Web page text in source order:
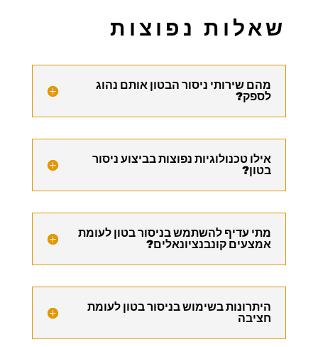
שאלות נפוצות
מהם שירותי ניסור הבטון אותם נהוג
לספק?
אילו טכנולוגיות נפוצות בביצוע ניסור
בטון?
מתי עדיף להשתמש בניסור בטון לעומת
אמצעים קונבנציונאלים?
היתרונות בשימוש בניסור בטון לעומת
חציבה